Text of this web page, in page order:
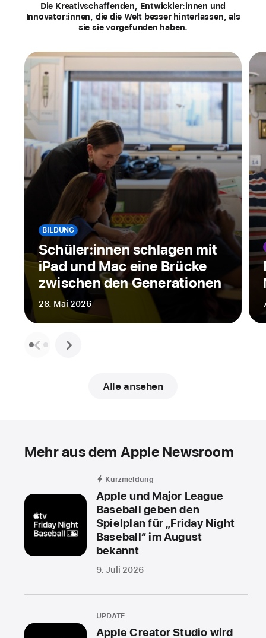
Stories
Die Kreativschaffenden, Entwickler:innen und
Innovator:innen, die die Welt besser hinterlassen, als
sie sie vorgefunden haben.
BILDUNG
Schüler:innen schlagen mit
iPad und Mac eine Brücke
zwischen den Generationen
28. Mai 2026
Alle ansehen
Mehr aus dem Apple Newsroom
Kurzmeldung
Apple und Major League
Baseball geben den
Spielplan für „Friday Night
Baseball“ im August
bekannt
9. Juli 2026
UPDATE
Apple Creator Studio wird